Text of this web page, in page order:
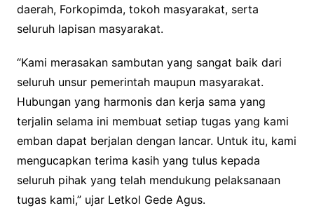
daerah, Forkopimda, tokoh masyarakat, serta
seluruh lapisan masyarakat.
“Kami merasakan sambutan yang sangat baik dari
seluruh unsur pemerintah maupun masyarakat.
Hubungan yang harmonis dan kerja sama yang
terjalin selama ini membuat setiap tugas yang kami
emban dapat berjalan dengan lancar. Untuk itu, kami
mengucapkan terima kasih yang tulus kepada
seluruh pihak yang telah mendukung pelaksanaan
tugas kami,” ujar Letkol Gede Agus.